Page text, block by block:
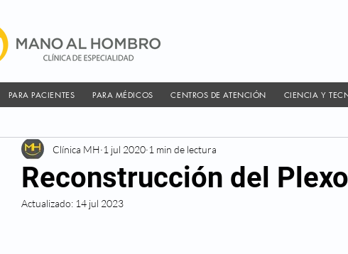
PARA PACIENTES PARA MÉDICOS CENTROS DE ATENCIÓN CIENCIA Y
Reconstrucción del
Clínica MH 1 jul 2020 1 min de lectura
Actualizado: 14 jul 2023